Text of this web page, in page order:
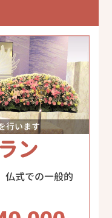
行います
ン
仏式での一般的